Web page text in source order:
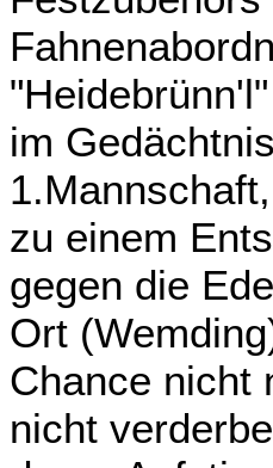
im
zu einem
gegen die
Ort
Chance nicht
nicht